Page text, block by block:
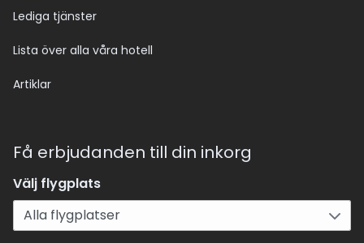
Lediga tjänster
Lista över alla våra hotell
Artiklar
Få erbjudanden till din inkorg
Välj flygplats